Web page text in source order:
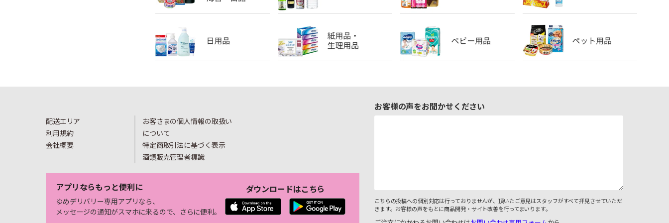
配送エリア
利用規約
会社概要
お客さまの個人情報の取扱い
について
特定商取引法に基づく表示
酒類販売管理者標識
アプリならもっと便利に
ゆめデリバリー専用アプリなら、
メッセージの通知がスマホに来るので、さらに便利。
ダウンロードはこちら
お客様の声をお聞かせください
こちらの投稿への個別対応は行っておりませんが、頂いたご意見はスタッフがすべて拝見させていただ
きます。お客様の声をもとに商品開発・サイト改善を行ってまいります。